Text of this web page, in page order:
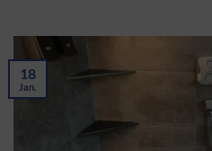
18
Jan.